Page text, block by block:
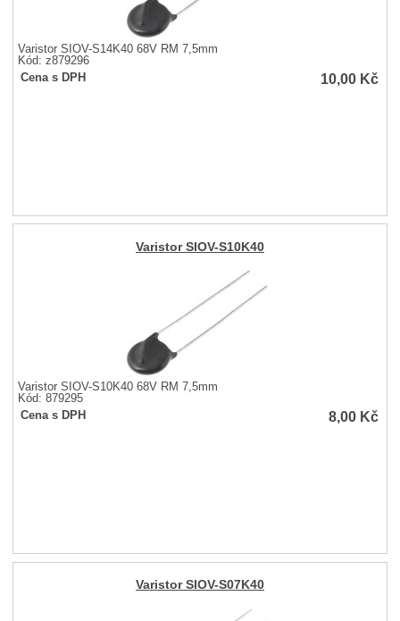
Varistor SIOV-S14K40 68V RM 7,5mm
Kód: z879296
Cena s DPH
10,00 Kč
Varistor SIOV-S10K40
Varistor SIOV-S10K40 68V RM 7,5mm
Kód: 879295
Cena s DPH
8,00 Kč
Varistor SIOV-S07K40